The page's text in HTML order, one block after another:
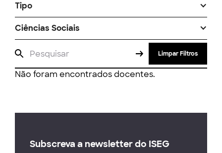
Tipo
Ciências Sociais
Limpar Filtros
Não foram encontrados docentes.
Subscreva a newsletter do ISEG